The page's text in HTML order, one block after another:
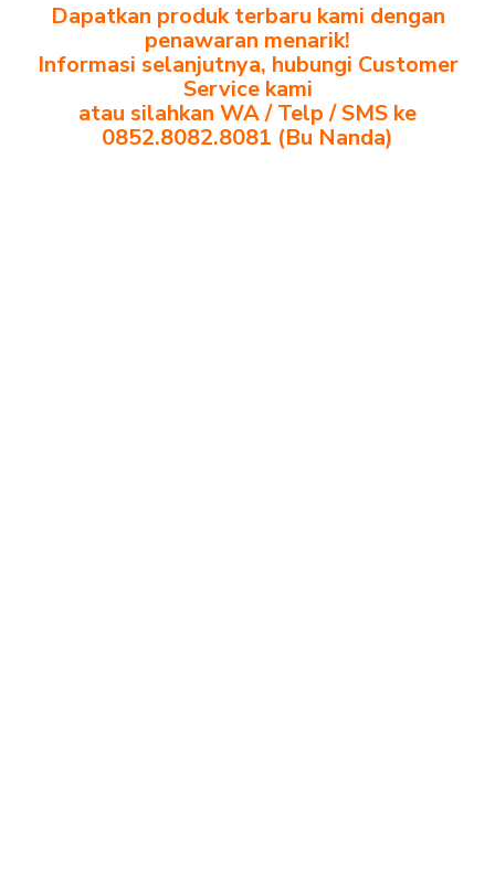
Dapatkan produk terbaru kami dengan
penawaran menarik!
Informasi selanjutnya, hubungi Customer
Service kami
atau silahkan WA / Telp / SMS ke
0852.8082.8081 (Bu Nanda)